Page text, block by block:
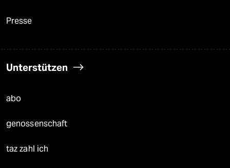
Presse
Unterstützen
abo
genossenschaft
taz zahl ich